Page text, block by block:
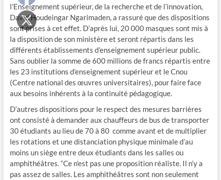
l’Enseignement supérieur, de la recherche et de l’innovation,
David Houdeingar Ngarimaden, a rassuré que des dispositions
sont prises à cet effet. D’après lui, 20 000 masques sont mis à
la disposition de son ministère et seront répartis dans les
différents établissements d’enseignement supérieur public.
Sans oublier la somme de 600 millions de francs répartis entre
les 23 institutions d’enseignement supérieur et le Cnou
(Centre national des œuvres universitaires), pour faire face
aux besoins inhérents à la continuité pédagogique.
D’autres dispositions pour le respect des mesures barrières
ont consisté à demander aux chauffeurs de bus de transporter
30 étudiants au lieu de 70 à 80 comme avant et de multiplier
les rotations et une distanciation physique minimale d’au
moins un siège entre deux étudiants dans les salles ou
amphithéâtres. “Ce n’est pas une proposition réaliste. Il n’y a
pas assez de salles. Les amphithéâtres sont non seulement